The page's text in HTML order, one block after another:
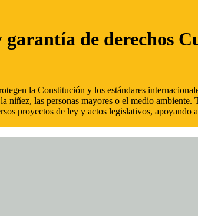
de derechos
la Constitución y los estándares
las personas mayores o el medio ambiente.
proyectos de ley y actos legislativos, apoyando